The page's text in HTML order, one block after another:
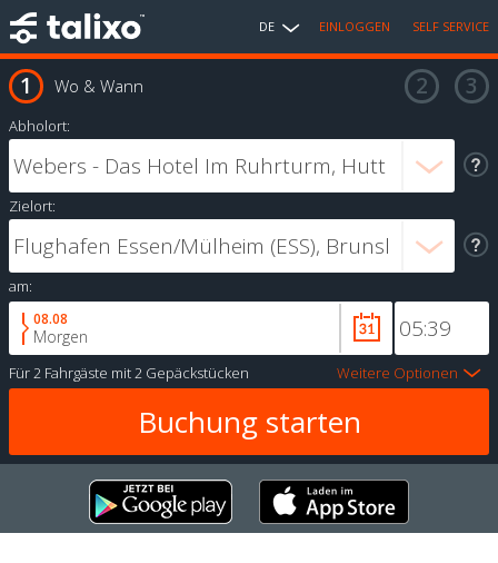
DE EINLOGGEN SELF SERVICE
Wo & Wann
Abholort:
Zielort:
am:
08.08
Morgen
Für2 Fahrgäste mit2 Gepäckstücken Weitere Optionen